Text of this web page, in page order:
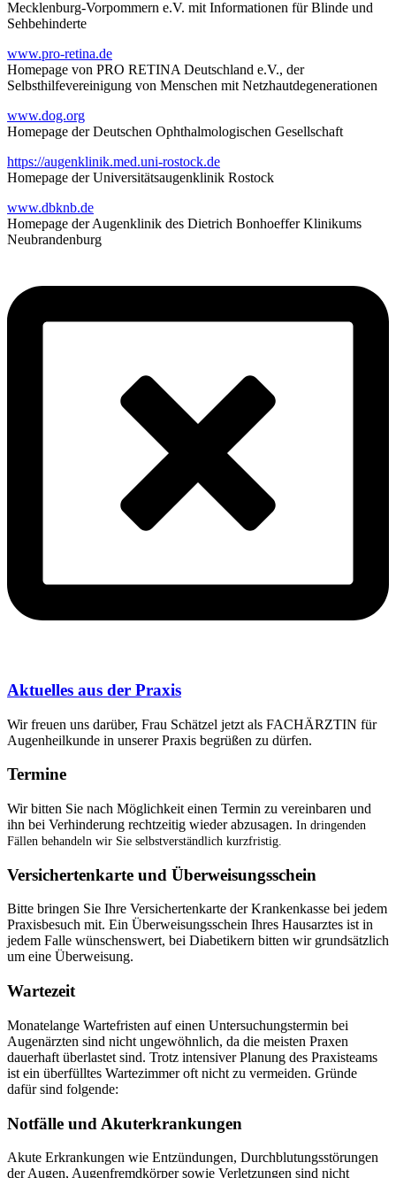
Mecklenburg-Vorpommern e.V. mit Informationen für Blinde und
Sehbehinderte
www.pro-retina.de
Homepage von PRO RETINA Deutschland e.V., der
Selbsthilfevereinigung von Menschen mit Netzhautdegenerationen
www.dog.org
Homepage der Deutschen Ophthalmologischen Gesellschaft
https://augenklinik.med.uni-rostock.de
Homepage der Universitätsaugenklinik Rostock
www.dbknb.de
Homepage der Augenklinik des Dietrich Bonhoeffer Klinikums
Neubrandenburg
Aktuelles aus der Praxis
Wir freuen uns darüber, Frau Schätzel jetzt als FACHÄRZTIN für
Augenheilkunde in unserer Praxis begrüßen zu dürfen.
Termine
Wir bitten Sie nach Möglichkeit einen Termin zu vereinbaren und
ihn bei Verhinderung rechtzeitig wieder abzusagen. In dringenden
Fällen behandeln wir Sie selbstverständlich kurzfristig.
Versichertenkarte und Überweisungsschein
Bitte bringen Sie Ihre Versichertenkarte der Krankenkasse bei jedem
Praxisbesuch mit. Ein Überweisungsschein Ihres Hausarztes ist in
jedem Falle wünschenswert, bei Diabetikern bitten wir grundsätzlich
um eine Überweisung.
Wartezeit
Monatelange Wartefristen auf einen Untersuchungstermin bei
Augenärzten sind nicht ungewöhnlich, da die meisten Praxen
dauerhaft überlastet sind. Trotz intensiver Planung des Praxisteams
ist ein überfülltes Wartezimmer oft nicht zu vermeiden. Gründe
dafür sind folgende:
Notfälle und Akuterkrankungen
Akute Erkrankungen wie Entzündungen, Durchblutungsstörungen
der Augen, Augenfremdkörper sowie Verletzungen sind nicht